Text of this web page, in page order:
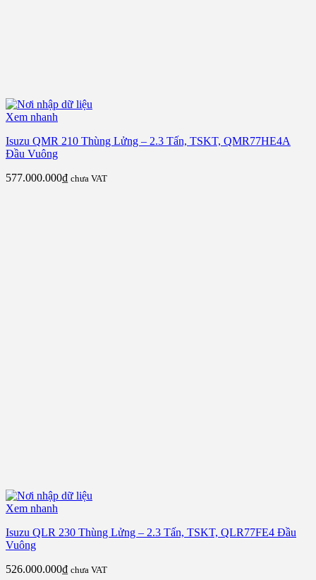
Xem nhanh
Isuzu QMR 210 Thùng Lửng – 2.3 Tấn, TSKT, QMR77HE4A
Đầu Vuông
577.000.000₫ chưa VAT
Xem nhanh
Isuzu QLR 230 Thùng Lửng – 2.3 Tấn, TSKT, QLR77FE4 Đầu
Vuông
526.000.000₫ chưa VAT